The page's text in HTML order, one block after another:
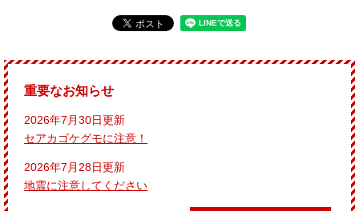
重要なお知らせ
2026年7月30日更新
セアカゴケグモに注意！
2026年7月28日更新
地震に注意してください